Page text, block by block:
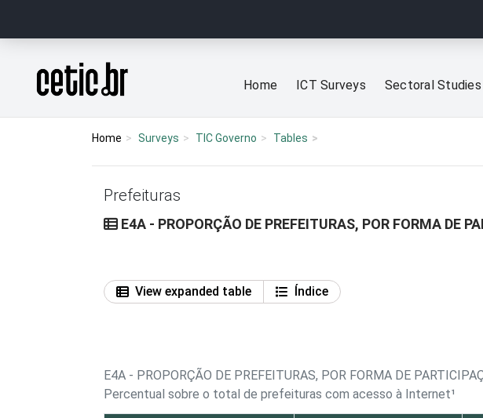
Página inicial
Home ICT Surveys Sectoral Studies
Home Surveys TIC Governo Tables
Prefeituras
E4A - PROPORÇÃO DE PREFEITURAS, POR FORMA DE
View expanded table
Índice
E4A - PROPORÇÃO DE PREFEITURAS, POR FORMA DE
Percentual sobre o total de prefeituras com acesso à Internet¹